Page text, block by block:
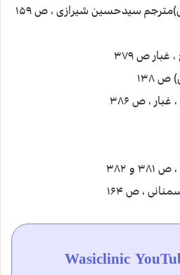
۳_تاریخ درانیان (احمدشاهی)مترجم سیدحسین شیرازی ، ص ۱۵۹
Wasiclinic